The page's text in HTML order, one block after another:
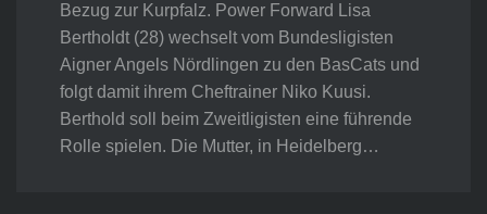
Bezug zur Kurpfalz. Power Forward Lisa
Bertholdt (28) wechselt vom Bundesligisten
Aigner Angels Nördlingen zu den BasCats und
folgt damit ihrem Cheftrainer Niko Kuusi.
Berthold soll beim Zweitligisten eine führende
Rolle spielen. Die Mutter, in Heidelberg…